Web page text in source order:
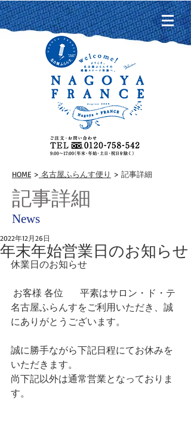
HOME > 名古屋ふらんす便り > 記事詳細
記事詳細
News
年末年始営業日のお知らせ
2022年12月26日
休業日のお知らせ
名古屋ふらんすをご利用いただき、誠
にありがとうございます。
誠に勝手ながら下記日程にてお休みを
いただきます。
尚下記以外は通常営業となっておりま
す。